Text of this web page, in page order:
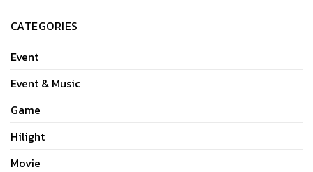
CATEGORIES
Event
Event & Music
Game
Hilight
Movie